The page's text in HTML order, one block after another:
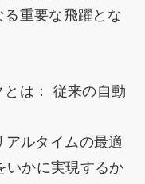
重要な飛躍とな
とは： 従来の自動
アルタイムの最適
いかに実現するか